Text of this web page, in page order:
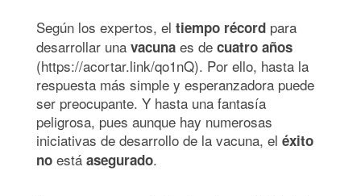
Según los expertos, el tiempo récord para
desarrollar una vacuna es de cuatro años
(https://acortar.link/qo1nQ). Por ello, hasta la
respuesta más simple y esperanzadora puede
ser preocupante. Y hasta una fantasía
peligrosa, pues aunque hay numerosas
iniciativas de desarrollo de la vacuna, el éxito
no está asegurado.